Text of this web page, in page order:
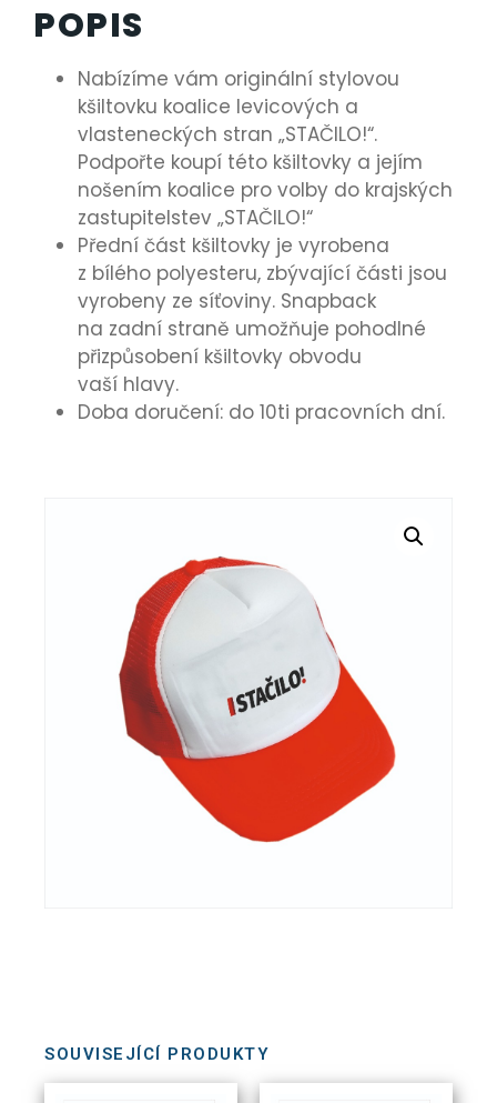
POPIS
Nabízíme vám originální stylovou
kšiltovku koalice levicových a
vlasteneckých stran „STAČILO!“.
Podpořte koupí této kšiltovky a jejím
nošením koalice pro volby do krajských
zastupitelstev „STAČILO!“
Přední část kšiltovky je vyrobena
z bílého polyesteru, zbývající části jsou
vyrobeny ze síťoviny. Snapback
na zadní straně umožňuje pohodlné
přizpůsobení kšiltovky obvodu
vaší hlavy.
Doba doručení: do 10ti pracovních dní.
SOUVISEJÍCÍ PRODUKTY